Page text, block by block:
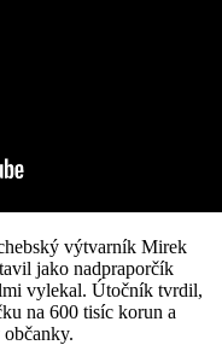
výtvarník Mirek
jako nadpraporčík
vylekal. Útočník tvrdil,
na 600 tisíc korun a